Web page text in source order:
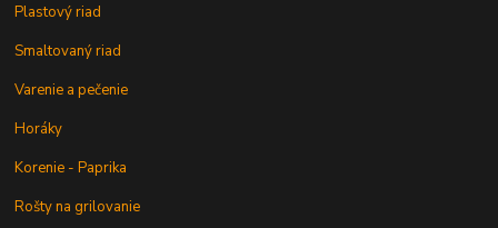
Plastový riad
Smaltovaný riad
Varenie a pečenie
Horáky
Korenie - Paprika
Rošty na grilovanie